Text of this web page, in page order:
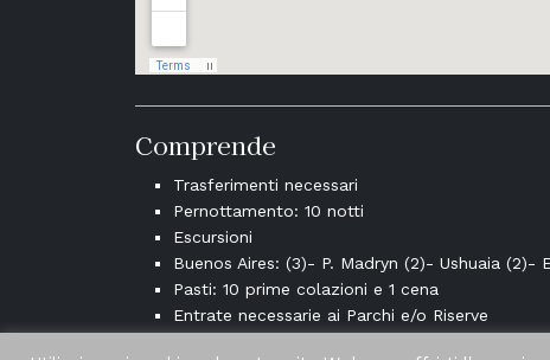
Comprende
Trasferimenti necessari
Pernottamento: 10 notti
Escursioni
Buenos Aires: (3)- P. Madryn (2)- Ushuaia (2)-
Pasti: 10 prime colazioni e 1 cena
Entrate necessarie ai Parchi e/o Riserve